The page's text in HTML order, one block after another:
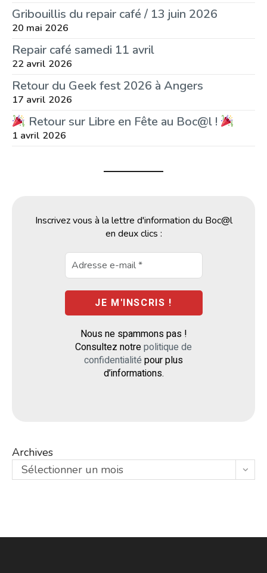
Gribouillis du repair café / 13 juin 2026
20 mai 2026
Repair café samedi 11 avril
22 avril 2026
Retour du Geek fest 2026 à Angers
17 avril 2026
Retour sur Libre en Fête au Boc@l !
1 avril 2026
Inscrivez vous à la lettre d'information du Boc@l
en deux clics :
Nous ne spammons pas !
Consultez notrepolitique de
confidentialité pour plus
d’informations.
Archives
Sélectionner un mois